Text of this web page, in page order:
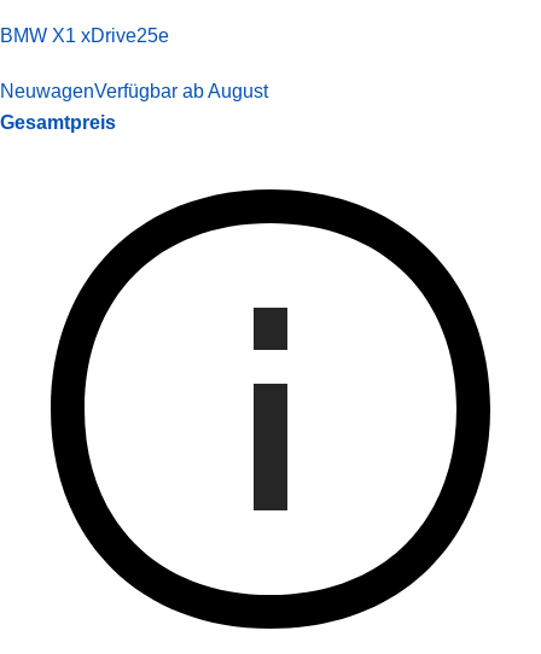
BMW X1 xDrive25e
NeuwagenVerfügbar ab August
Gesamtpreis